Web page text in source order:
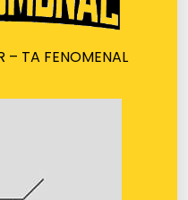
– TA FENOMENAL